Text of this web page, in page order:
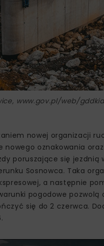
www.gov.pl/web/
nowej organizacji
oznakowania
poruszające się
Sosnowca. Taka
a następnie
pogodowe
się do 2 czerwca.